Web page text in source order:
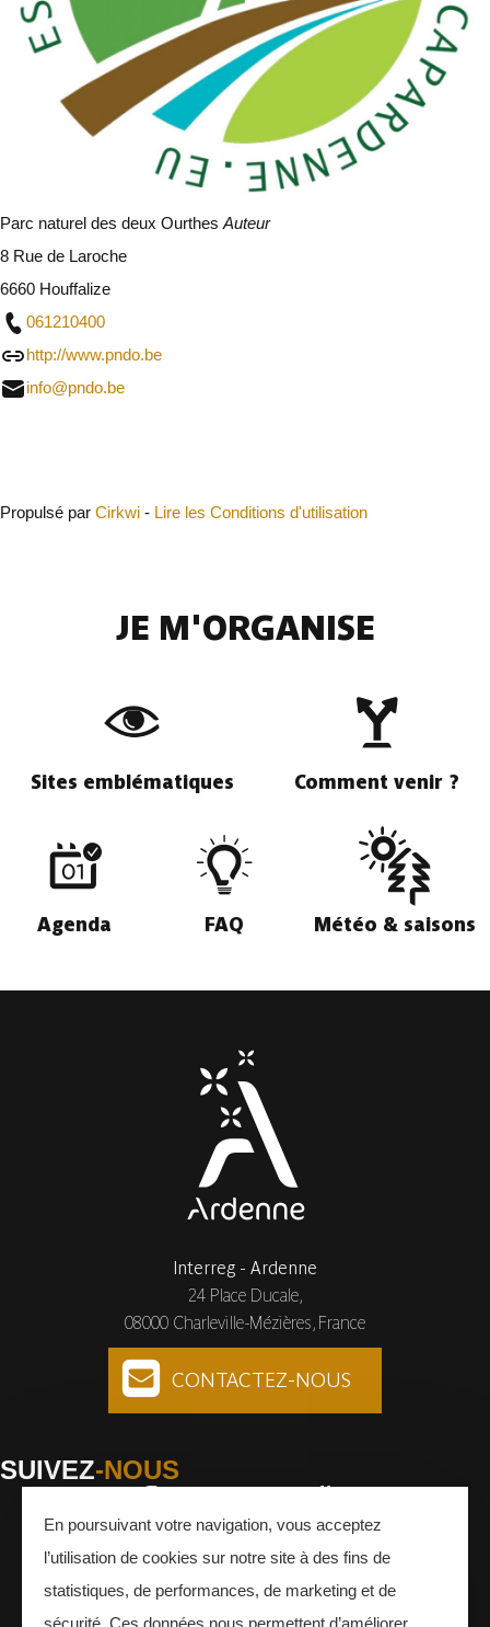
Parc naturel des deux Ourthes Auteur
8 Rue de Laroche
6660 Houffalize
061210400
http://www.pndo.be
info@pndo.be
Propulsé par Cirkwi - Lire les Conditions d'utilisation
JE M'ORGANISE
Sites emblématiques Comment venir ?
Agenda FAQ Météo & saisons
Interreg - Ardenne
24 Place Ducale,
08000 Charleville-Mézières, France
CONTACTEZ-NOUS
SUIVEZ-NOUS
Facebook Instagram Youtube
En poursuivant votre navigation, vous acceptez
l’utilisation de cookies sur notre site à des fins de
statistiques, de performances, de marketing et de
sécurité. Ces données nous permettent d’améliorer